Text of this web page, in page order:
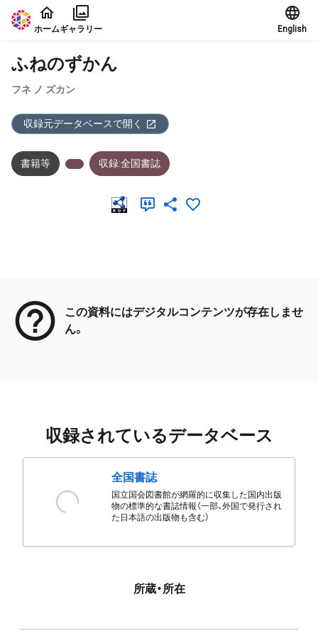
本文に飛ぶ
ホームギャラリー English
ふねのずかん
フネ ノ ズカン
収録元データベースで開く
書籍等 収録:全国書誌
この資料にはデジタルコンテンツが存在しませ
ん。
収録されているデータベース
全国書誌
国立国会図書館が網羅的に収集した国内出版
物の標準的な書誌情報（一部、外国で発行され
た日本語の出版物も含む）
所蔵・所在